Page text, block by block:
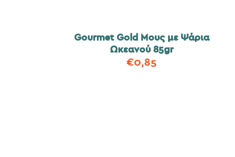
Gourmet Gold Μους με Ψάρια
Ωκεανού 85gr
€0,85